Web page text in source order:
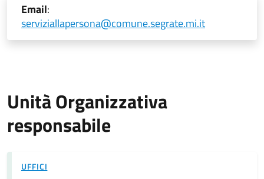
Email:
serviziallapersona@comune.segrate.mi.it
Unità Organizzativa
responsabile
UFFICI